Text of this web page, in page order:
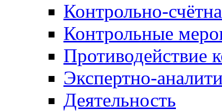
Контрольно-
Контрольные
Противодействие
Экспертно-
Деятельность